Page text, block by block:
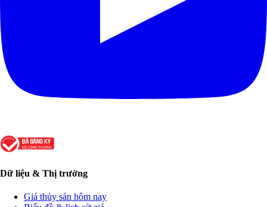
Dữ liệu & Thị trường
Giá thủy sản hôm nay